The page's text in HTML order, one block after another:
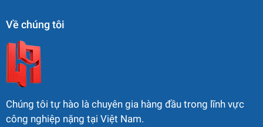
thọ thiết bị dài, ít hỏng hóc.
Tiết kiệm chi phí:
liệu thấp, giảm chi phí bảo trì.
🧱 Ứng dụng thực tế
Dự án xây dựng dân dụng và công nghiệp
Về chúng tôi
Chúng tôi tự hào là chuyên gia hàng đầu trong lĩnh vực
công nghiệp nặng tại Việt Nam.